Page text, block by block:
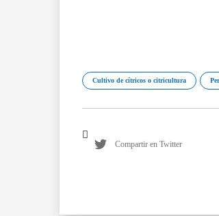
Cultivo de cítricos o citricultura
Compartir en Twitter